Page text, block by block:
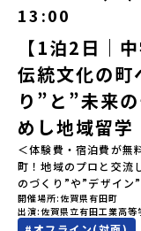
を離れる初めての一人
ポートするので安心・
ーーーーーーーーー
2026年4月22日に開
の動画を見れば、あな
たい！」に変わるはず
さいね😊▶︎全体説明会
る）YouTube：
魅力・メリット・
安心のサポート体制・
下の【STEP2】個別
ーーーーーーーーーー
る！2つのステップ知
13:00
【1泊2日｜
伝統文化の
り”と”未来
めし地域留学
＜体験費・宿泊費が無
町！地域のプロと交流
のづくり”や”デザイン
化が気になる。いつか
化、町並みに興味があ
開催場所 佐賀県有田町
出演 佐賀県立有田工業高等